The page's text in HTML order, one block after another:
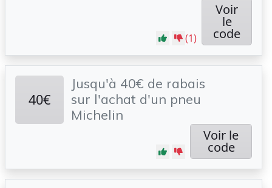
(1)
Voir
le
code
40€
Jusqu'à 40€ de rabais
sur l'achat d'un pneu
Michelin
Voir le
code